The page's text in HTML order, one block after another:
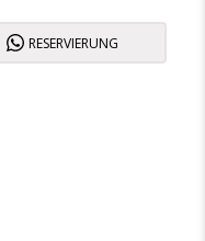
RESERVIERUNG